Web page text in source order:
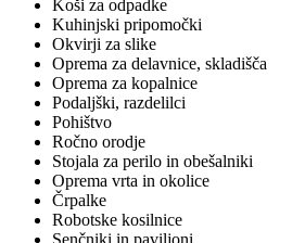
Koši za odpadke
Kuhinjski pripomočki
Okvirji za slike
Oprema za delavnice, skladišča
Oprema za kopalnice
Podaljški, razdelilci
Pohištvo
Ročno orodje
Stojala za perilo in obešalniki
Oprema vrta in okolice
Črpalke
Robotske kosilnice
Senčniki in paviljoni